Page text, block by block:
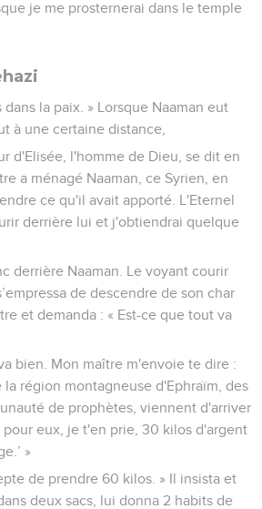
je me prosternerai dans le temple
dans la paix. » Lorsque Naaman eut
à une certaine distance,
d'Elisée, l'homme de Dieu, se dit en
a ménagé Naaman, ce Syrien, en
ce qu'il avait apporté. L'Eternel
derrière lui et j'obtiendrai quelque
derrière Naaman. Le voyant courir
de descendre de son char
et demanda : « Est-ce que tout va
bien. Mon maître m'envoie te dire :
la région montagneuse d'Ephraïm, des
de prophètes, viennent d'arriver
eux, je t'en prie, 30 kilos d'argent
»
de prendre 60 kilos. » Il insista et
deux sacs, lui donna 2 habits de